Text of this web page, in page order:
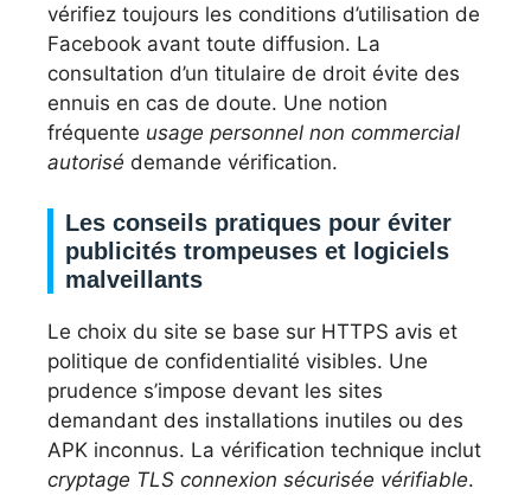
vérifiez toujours les conditions d’utilisation de
Facebook avant toute diffusion. La
consultation d’un titulaire de droit évite des
ennuis en cas de doute. Une notion
fréquente usage personnel non commercial
autorisé demande vérification.
Les conseils pratiques pour éviter
publicités trompeuses et logiciels
malveillants
Le choix du site se base sur HTTPS avis et
politique de confidentialité visibles. Une
prudence s’impose devant les sites
demandant des installations inutiles ou des
APK inconnus. La vérification technique inclut
cryptage TLS connexion sécurisée vérifiable.